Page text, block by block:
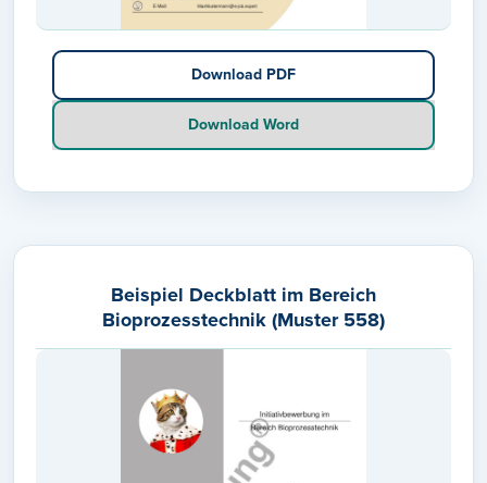
Download PDF
Download Word
Beispiel Deckblatt im Bereich
Bioprozesstechnik (Muster 558)